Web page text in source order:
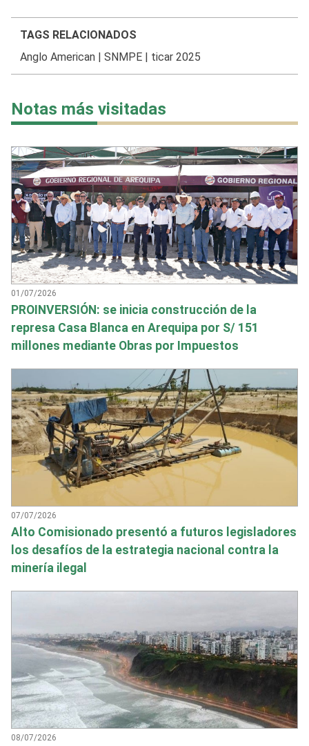
TAGS RELACIONADOS
Anglo American| SNMPE| ticar 2025
Notas más visitadas
01/07/2026
PROINVERSIÓN: se inicia construcción de la
represa Casa Blanca en Arequipa por S/ 151
millones mediante Obras por Impuestos
07/07/2026
Alto Comisionado presentó a futuros legisladores
los desafíos de la estrategia nacional contra la
minería ilegal
08/07/2026